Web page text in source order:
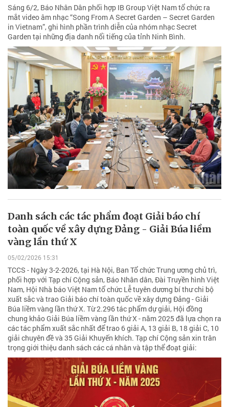
Sáng 6/2, Báo Nhân Dân phối hợp IB Group Việt Nam tổ chức ra
mắt video âm nhạc “Song From A Secret Garden – Secret Garden
in Vietnam”, ghi hình phần trình diễn của nhóm nhạc Secret
Garden tại những địa danh nổi tiếng của tỉnh Ninh Bình.
Danh sách các tác phẩm đoạt Giải báo chí
toàn quốc về xây dựng Đảng - Giải Búa liềm
vàng lần thứ X
05/02/2026 15:31
TCCS - Ngày 3-2-2026, tại Hà Nội, Ban Tổ chức Trung ương chủ trì,
phối hợp với Tạp chí Cộng sản, Báo Nhân dân, Đài Truyền hình Việt
Nam, Hội Nhà báo Việt Nam tổ chức Lễ tuyên dương bí thư chi bộ
xuất sắc và trao Giải báo chí toàn quốc về xây dựng Đảng - Giải
Búa liềm vàng lần thứ X. Từ 2.296 tác phẩm dự giải, Hội đồng
chung khảo Giải Búa liềm vàng lần thứ X - năm 2025 đã lựa chọn ra
các tác phẩm xuất sắc nhất để trao 6 giải A, 13 giải B, 18 giải C, 10
giải chuyên đề và 35 Giải Khuyến khích. Tạp chí Cộng sản xin trân
trọng giới thiệu danh sách các cá nhân và tập thể đoạt giải: